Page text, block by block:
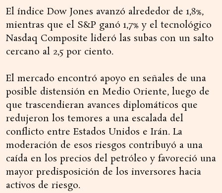
El índice Dow Jones avanzó alrededor de 1,8%,
mientras que el S&P ganó 1,7% y el tecnológico
Nasdaq Composite lideró las subas con un salto
cercano al 2,5 por ciento.
El mercado encontró apoyo en señales de una
posible distensión en Medio Oriente, luego de
que trascendieran avances diplomáticos que
redujeron los temores a una escalada del
conflicto entre Estados Unidos e Irán. La
moderación de esos riesgos contribuyó a una
caída en los precios del petróleo y favoreció una
mayor predisposición de los inversores hacia
activos de riesgo.